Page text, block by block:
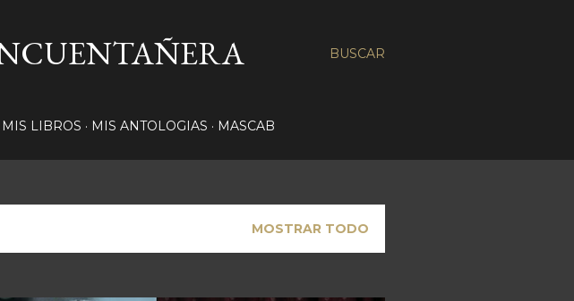
BUSCAR
MIS LIBROS MIS ANTOLOGIAS MASCAB
MOSTRAR TODO